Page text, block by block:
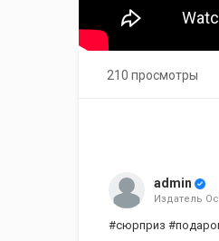
210 просмотры
admin
Издатель
#сюрприз